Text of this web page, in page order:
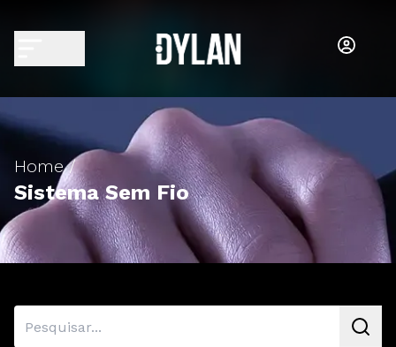
Home /
Sistema Sem Fio